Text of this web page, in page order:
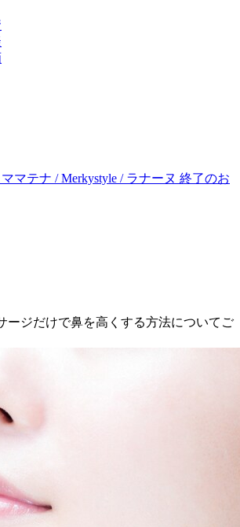
ママテナ / Merkystyle / ラナーヌ 終了のお
ージだけで鼻を高くする方法についてご